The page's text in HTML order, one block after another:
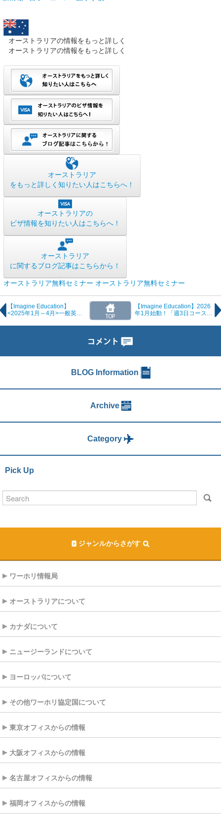
オーストラリアの情報をもっと詳しく
オーストラリアの情報をもっと詳しく
オーストラリア
をもっと詳しく知りたい人はこちらへ！
オーストラリアの
ビザ情報を知りたい人はこちらへ！
オーストラリア
に関するブログ記事はこちらから！
オーストラリア無料セミナー オーストラリア無料セミナー
【Imagine Education】
<2025年1月～4月>一般英語
【Imagine Education】2026
年1月始動！「週3日コース」
クティビティ情報
BLOG Information
Archive
Category
Pick Up
ジャンルからさがす
ワーホリ情報局
オーストラリアについて
カナダについて
ニュージーランドについて
ヨーロッパについて
その他ワーホリ協定国について
東京オフィスからの情報
大阪オフィスからの情報
名古屋オフィスからの情報
福岡オフィスからの情報